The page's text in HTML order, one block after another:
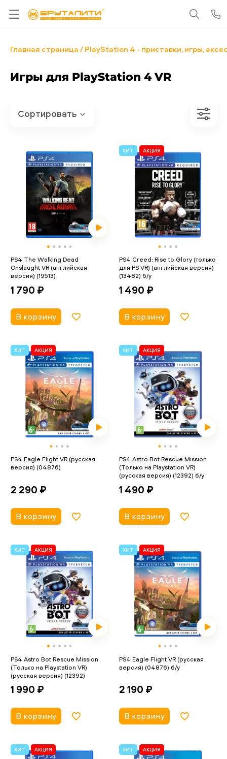
Главная страница PlayStation 4 - приставки, игры,
Игры для PlayStation 4 VR
PS4 The Walking Dead
Onslaught VR (английская
версия) (19513)
1 790 ₽
В корзину
ХИТ АКЦИЯ
PS4 Creed: Rise to Glory (только
для PS VR) (английская версия)
(13482) б/у
1 490 ₽
В корзину
ХИТ АКЦИЯ
PS4 Eagle Flight VR (русская
версия) (04876)
2 290 ₽
В корзину
ХИТ АКЦИЯ
PS4 Astro Bot Rescue Mission
(Только на Playstation VR)
(русская версия) (12392) б/у
1 490 ₽
В корзину
ХИТ АКЦИЯ
PS4 Astro Bot Rescue Mission
(Только на Playstation VR)
(русская версия) (12392)
1 990 ₽
В корзину
ХИТ АКЦИЯ
PS4 Eagle Flight VR (русская
версия) (04876) б/у
2 190 ₽
В корзину
ХИТ АКЦИЯ ХИТ АКЦИЯ